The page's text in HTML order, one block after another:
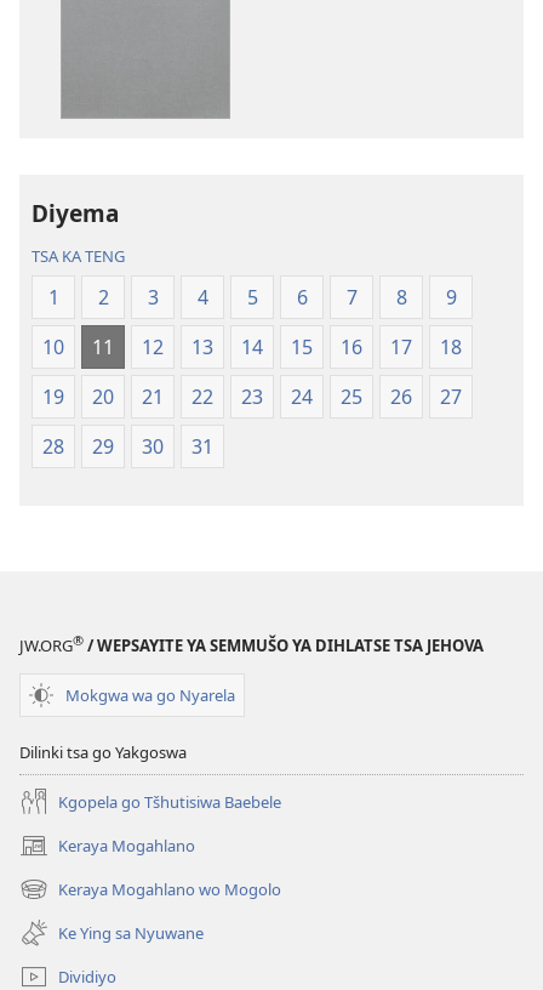
Mangwalo
ya
Hlawolega
Nyuwane
ya
Mangwalo
ya
go
Diyema
TSA KA TENG
1 2 3 4 5 6 7 8
9
10
11 12 13 14 15 16 17
18
19
20 21 22 23 24 25 26
27
28
29 30 31
JW.ORG® / WEPSAYITE YA SEMMUŠO YA DIHLATSE TSA JEHOVA
Mokgwa wa go Nyarela
Dilinki tsa go Yakgoswa
Kgopela go Tšhutisiwa Baebele
Keraya Mogahlano
(opens
new
window)
Keraya Mogahlano wo Mogolo
(opens
new
window)
Ke Ying sa Nyuwane
Dividiyo